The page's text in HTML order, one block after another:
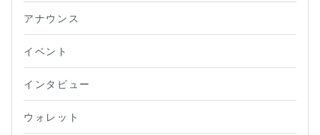
アナウンス
イベント
インタビュー
ウォレット